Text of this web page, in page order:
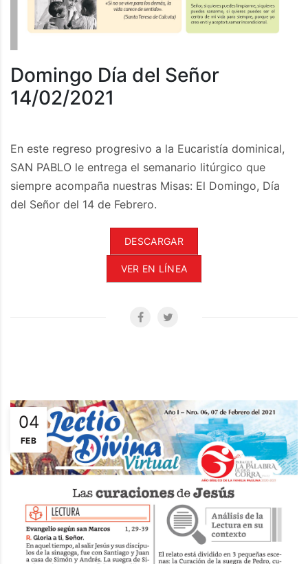
Domingo Día del Señor
14/02/2021
En este regreso progresivo a la Eucaristía dominical,
SAN PABLO le entrega el semanario litúrgico que
siempre acompaña nuestras Misas: El Domingo, Día
del Señor del 14 de Febrero.
DESCARGAR
VER EN LÍNEA
04
FEB